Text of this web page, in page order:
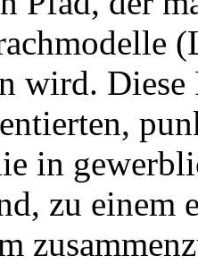
wird.
in
zu einem